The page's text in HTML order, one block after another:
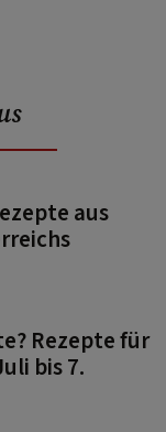
aus
Rezepte für
bis 7.